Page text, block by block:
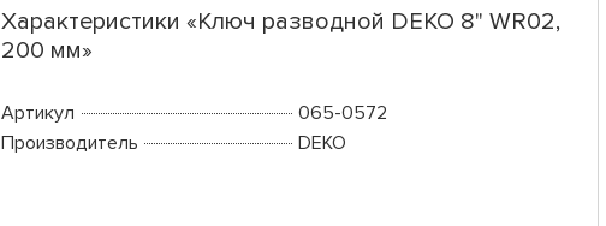
Характеристики «Ключ разводной DEKO 8" WR02,
200 мм»
Артикул
065-0572
Производитель
DEKO